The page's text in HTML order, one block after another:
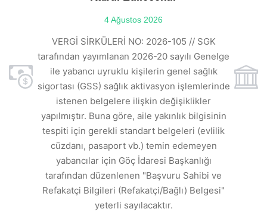
4 Ağustos 2026
VERGİ SİRKÜLERİ NO: 2026-105 // SGK
tarafından yayımlanan 2026-20 sayılı Genelge
ile yabancı uyruklu kişilerin genel sağlık
sigortası (GSS) sağlık aktivasyon işlemlerinde
istenen belgelere ilişkin değişiklikler
yapılmıştır. Buna göre, aile yakınlık bilgisinin
tespiti için gerekli standart belgeleri (evlilik
cüzdanı, pasaport vb.) temin edemeyen
yabancılar için Göç İdaresi Başkanlığı
tarafından düzenlenen "Başvuru Sahibi ve
Refakatçi Bilgileri (Refakatçi/Bağlı) Belgesi"
yeterli sayılacaktır.